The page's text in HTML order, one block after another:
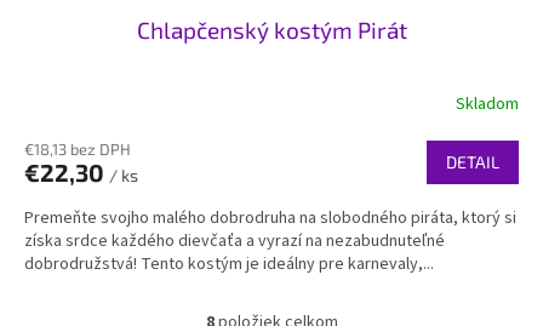
Chlapčenský kostým Pirát
Skladom
€18,13 bez DPH
€22,30 / ks
DETAIL
Premeňte svojho malého dobrodruha na slobodného piráta, ktorý si
získa srdce každého dievčaťa a vyrazí na nezabudnuteľné
dobrodružstvá! Tento kostým je ideálny pre karnevaly,...